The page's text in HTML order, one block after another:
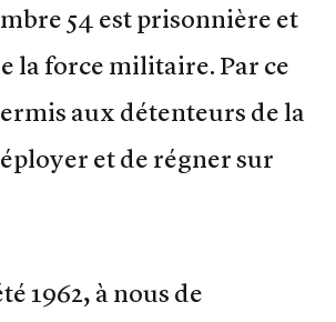
54 est prisonnière et
la force militaire. Par ce
aux détenteurs de la
et de régner sur
1962, à nous de